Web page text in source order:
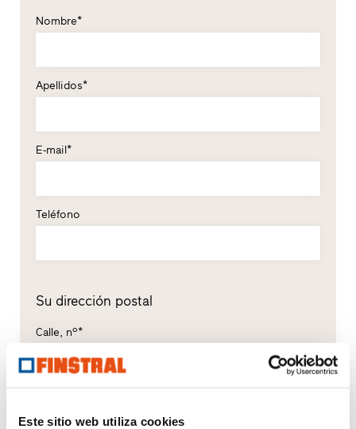
Este sitio web utiliza cookies
Nombre*
Apellidos*
E-mail*
Teléfono
Su dirección postal
Calle, nº*